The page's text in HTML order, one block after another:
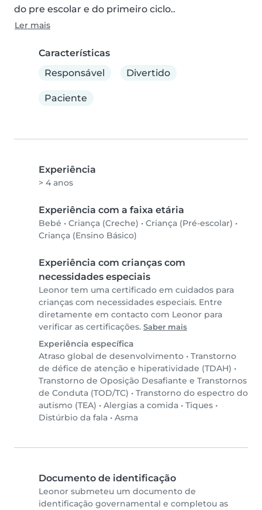
do pre escolar e do primeiro ciclo..
Ler mais
Características
Responsável
Divertido
Paciente
Experiência
> 4 anos
Experiência com a faixa etária
Bebé • Criança (Creche) • Criança (Pré-escolar) •
Criança (Ensino Básico)
Experiência com crianças com
necessidades especiais
Leonor tem uma certificado em cuidados para
crianças com necessidades especiais. Entre
diretamente em contacto com Leonor para
verificar as certificações. Saber mais
Experiência específica
Atraso global de desenvolvimento • Transtorno
de défice de atenção e hiperatividade (TDAH) •
Transtorno de Oposição Desafiante e Transtornos
de Conduta (TOD/TC) • Transtorno do espectro do
autismo (TEA) • Alergias a comida • Tiques •
Distúrbio da fala • Asma
Documento de identificação
Leonor submeteu um documento de
identificação governamental e completou as